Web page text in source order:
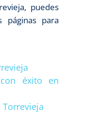
puedes
páginas para
éxito en